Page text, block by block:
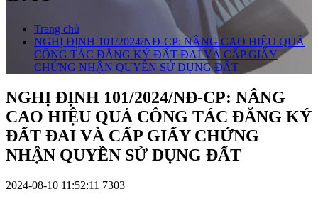
Trang chủ
NGHỊ ĐỊNH 101/2024/NĐ-CP: NÂNG CAO HIỆU QUẢ
CÔNG TÁC ĐĂNG KÝ ĐẤT ĐAI VÀ CẤP GIẤY
CHỨNG NHẬN QUYỀN SỬ DỤNG ĐẤT
NGHỊ ĐỊNH 101/2024/NĐ-CP: NÂNG
CAO HIỆU QUẢ CÔNG TÁC ĐĂNG KÝ
ĐẤT ĐAI VÀ CẤP GIẤY CHỨNG
NHẬN QUYỀN SỬ DỤNG ĐẤT
2024-08-10 11:52:11 7303